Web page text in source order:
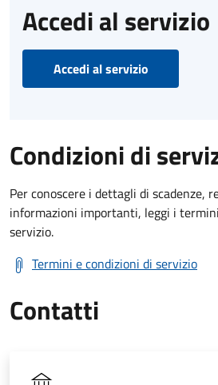
Accedi al servizio
Accedi al servizio
Condizioni di
Per conoscere i dettagli di scadenze,
informazioni importanti, leggi i
servizio.
Termini e condizioni di servizio
Contatti